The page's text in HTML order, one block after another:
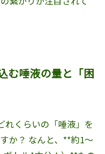
む唾液の量と「困
れくらいの「唾液」を
か？ なんと、**約1〜